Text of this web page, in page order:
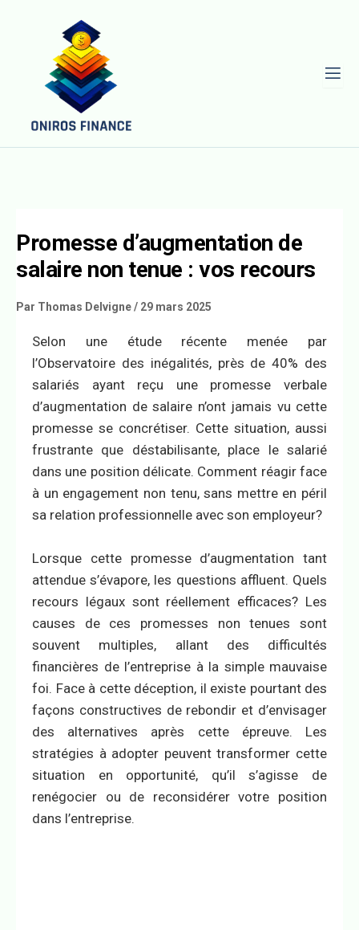
Promesse d’augmentation de
salaire non tenue : vos recours
Par Thomas Delvigne/ 29 mars 2025
Selon une étude récente menée par
l’Observatoire des inégalités, près de 40% des
salariés ayant reçu une promesse verbale
d’augmentation de salaire n’ont jamais vu cette
promesse se concrétiser. Cette situation, aussi
frustrante que déstabilisante, place le salarié
dans une position délicate. Comment réagir face
à un engagement non tenu, sans mettre en péril
sa relation professionnelle avec son employeur?
Lorsque cette promesse d’augmentation tant
attendue s’évapore, les questions affluent. Quels
recours légaux sont réellement efficaces? Les
causes de ces promesses non tenues sont
souvent multiples, allant des difficultés
financières de l’entreprise à la simple mauvaise
foi. Face à cette déception, il existe pourtant des
façons constructives de rebondir et d’envisager
des alternatives après cette épreuve. Les
stratégies à adopter peuvent transformer cette
situation en opportunité, qu’il s’agisse de
renégocier ou de reconsidérer votre position
dans l’entreprise.